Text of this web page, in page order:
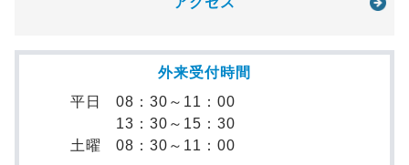
外来受付時間
平日
08：30～11：00
13：30～15：30
土曜
08：30～11：00